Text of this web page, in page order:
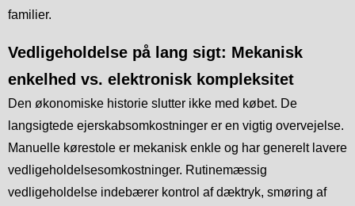
familier.
Vedligeholdelse på lang sigt: Mekanisk
enkelhed vs. elektronisk kompleksitet
Den økonomiske historie slutter ikke med købet. De
langsigtede ejerskabsomkostninger er en vigtig overvejelse.
Manuelle kørestole er mekanisk enkle og har generelt lavere
vedligeholdelsesomkostninger. Rutinemæssig
vedligeholdelse indebærer kontrol af dæktryk, smøring af